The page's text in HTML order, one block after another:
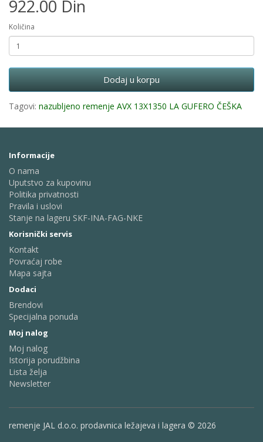
922.00 Din
Količina
Dodaj u korpu
Tagovi: nazubljeno remenje AVX 13X1350 LA GUFERO ČEŠKA
Informacije
O nama
Uputstvo za kupovinu
Politika privatnosti
Pravila i uslovi
Stanje na lageru SKF-INA-FAG-NKE
Korisnički servis
Kontakt
Povraćaj robe
Mapa sajta
Dodaci
Brendovi
Specijalna ponuda
Moj nalog
Moj nalog
Istorija porudžbina
Lista želja
Newsletter
remenje JAL d.o.o. prodavnica ležajeva i lagera © 2026